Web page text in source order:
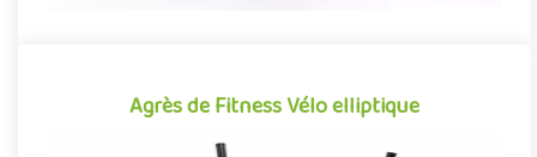
Agrès de Fitness Vélo elliptique